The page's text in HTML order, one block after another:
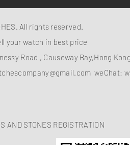
All rights reserved.
your watch in best price
Road , Causeway Bay,Hong Kong
weChat:
AND STONES REGISTRATION